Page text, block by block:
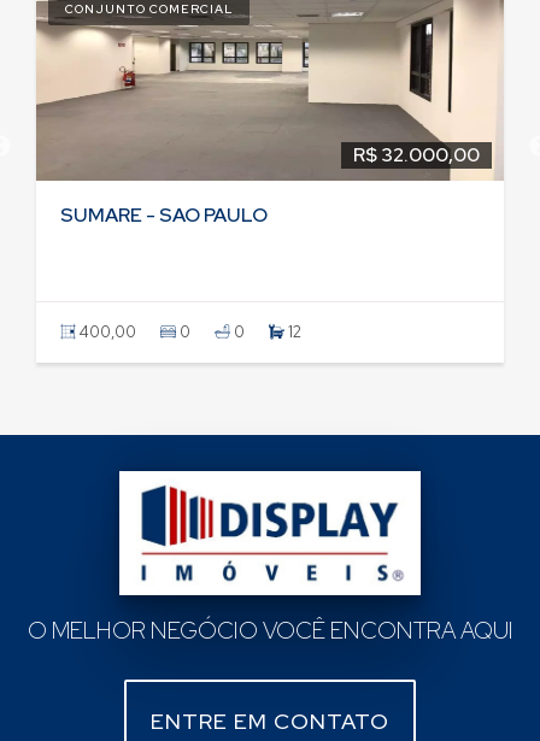
CONJUNTO COMERCIAL
R$ 32.000,00
SUMARE - SAO PAULO
400,00 0 0 12
O MELHOR NEGÓCIO VOCÊ ENCONTRA AQUI
ENTRE EM CONTATO